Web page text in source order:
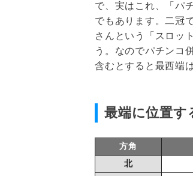
で、実はこれ、「パ
でもあります。二冠
さんという「スロッ
う。なのでパチンコ
含むとすると最西端
最端に位置す
方角
北